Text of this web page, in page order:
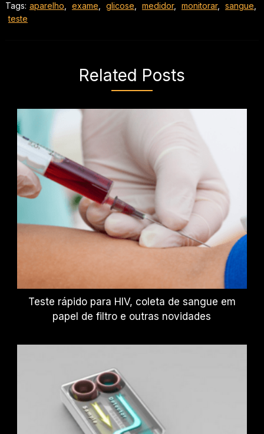
Tags: aparelho exame glicose medidor, monitorar, sangue
teste
Related Posts
Teste rápido para HIV, coleta de sangue em
papel de filtro e outras novidades